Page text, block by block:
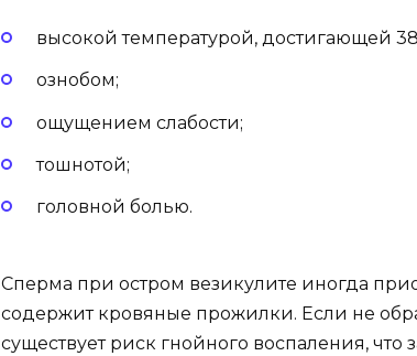
высокой температурой, достигающей
ознобом;
ощущением слабости;
тошнотой;
головной болью.
Сперма при остром везикулите иногда
содержит кровяные прожилки. Если не
существует риск гнойного воспаления, что